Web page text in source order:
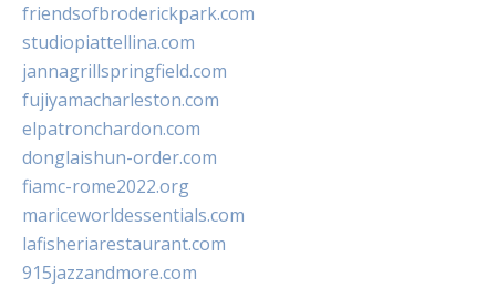
friendsofbroderickpark.com
studiopiattellina.com
jannagrillspringfield.com
fujiyamacharleston.com
elpatronchardon.com
donglaishun-order.com
fiamc-rome2022.org
mariceworldessentials.com
lafisheriarestaurant.com
915jazzandmore.com